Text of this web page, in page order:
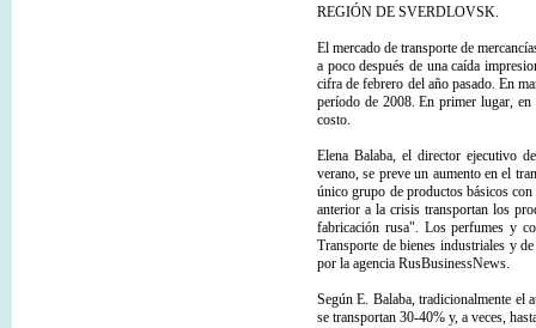
REGIÓN DE SVERDLOVSK.
El mercado de transporte de
a poco después de una caída
cifra de febrero del año pasado. En
período de 2008. En primer lugar,
costo.
Elena Balaba, el director ejecutivo
verano, se preve un aumento en el
único grupo de productos básicos
anterior a la crisis transportan los
fabricación rusa". Los perfumes y
Transporte de bienes industriales y
por la agencia RusBusinessNews.
Según E. Balaba, tradicionalmente el
se transportan 30-40% y, a veces,